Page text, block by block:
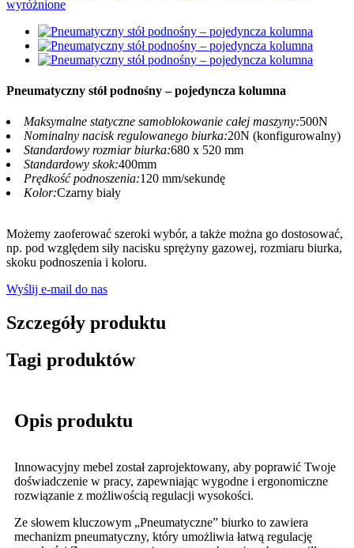
Pneumatyczny stół podnośny – pojedyncza kolumna
Maksymalne statyczne samoblokowanie całej maszyny:500N
Nominalny nacisk regulowanego biurka:20N (konfigurowalny)
Standardowy rozmiar biurka:680 x 520 mm
Standardowy skok:400mm
Prędkość podnoszenia:120 mm/sekundę
Kolor:Czarny biały
Możemy zaoferować szeroki wybór, a także można go dostosować,
np. pod względem siły nacisku sprężyny gazowej, rozmiaru biurka,
skoku podnoszenia i koloru.
Wyślij e-mail do nas
Szczegóły produktu
Tagi produktów
Opis produktu
Innowacyjny mebel został zaprojektowany, aby poprawić Twoje
doświadczenie w pracy, zapewniając wygodne i ergonomiczne
rozwiązanie z możliwością regulacji wysokości.
Ze słowem kluczowym „Pneumatyczne” biurko to zawiera
mechanizm pneumatyczny, który umożliwia łatwą regulację